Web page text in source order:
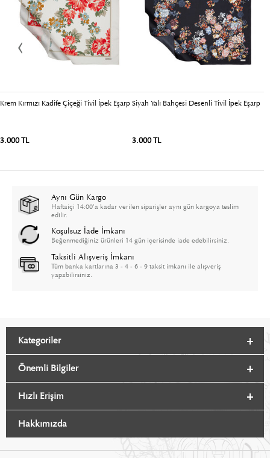
Krem Kırmızı Kadife Çiçeği Tivil İpek Eşarp
3.000 TL
Siyah Yalı Bahçesi Desenli Tivil İpek Eşarp
3.000 TL
Aynı Gün Kargo
Haftaiçi 14:00'a kadar verilen siparişler aynı gün kargoya teslim
edilir.
Koşulsuz İade İmkanı
Beğenmediğiniz ürünleri 14 gün içerisinde iade edebilirsiniz.
Taksitli Alışveriş İmkanı
Tüm banka kartlarına 3 - 4 - 6 - 9 taksit imkanı ile alışveriş
yapabilirsiniz.
Kategoriler
Önemli Bilgiler
Hızlı Erişim
Hakkımızda